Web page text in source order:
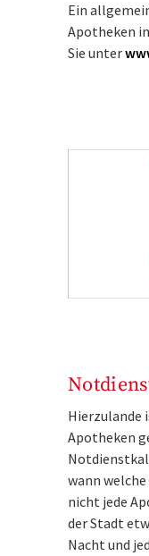
Ein
Apotheken
Sie unter
Hierzulande
Apotheken
wann
nicht jede
der Stadt
Nacht und